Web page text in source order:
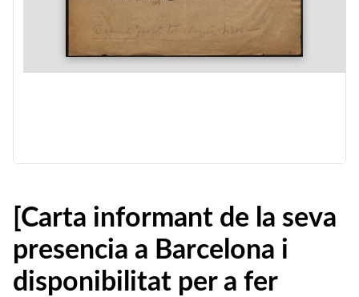
[Carta informant de la seva
presencia a Barcelona i
disponibilitat per a fer